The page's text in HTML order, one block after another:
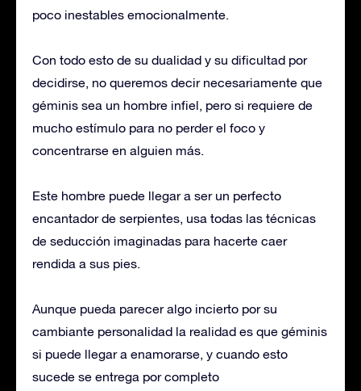
poco inestables emocionalmente.
Con todo esto de su dualidad y su dificultad por
decidirse, no queremos decir necesariamente que
géminis sea un hombre infiel, pero si requiere de
mucho estímulo para no perder el foco y
concentrarse en alguien más.
Este hombre puede llegar a ser un perfecto
encantador de serpientes, usa todas las técnicas
de seducción imaginadas para hacerte caer
rendida a sus pies.
Aunque pueda parecer algo incierto por su
cambiante personalidad la realidad es que géminis
si puede llegar a enamorarse, y cuando esto
sucede se entrega por completo